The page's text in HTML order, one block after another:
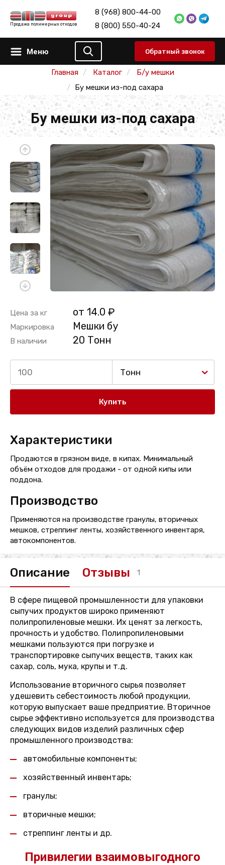
Продажа полимерных отходов
8 (968) 800-44-00
8 (800) 550-40-24
Меню Обратный звонок
Главная Каталог
Б/у мешки
Бу мешки из-под сахара
Бу мешки из-под сахара
Цена за кг от 14.0 ₽
Маркировка Мешки бу
В наличии 20 Тонн
Тонн
Купить
Характеристики
Продаются в грязном виде, в кипах. Минимальный
объём отходов для продажи - от одной кипы или
поддона.
Производство
Применяются на производстве гранулы, вторичных
мешков, стреппинг ленты, хозяйственного инвентаря,
автокомпонентов.
Описание Отзывы 1
В сфере пищевой промышленности для упаковки
сыпучих продуктов широко применяют
полипропиленовые мешки. Их ценят за легкость,
прочность и удобство. Полипропиленовыми
мешками пользуются при погрузке и
транспортировке сыпучих веществ, таких как
сахар, соль, мука, крупы и т.д.
Использование вторичного сырья позволяет
удешевить себестоимость любой продукции,
которую выпускает ваше предприятие. Вторичное
сырье эффективно используется для производства
следующих видов изделий различных сфер
промышленного производства:
автомобильные компоненты;
хозяйственный инвентарь;
гранулы;
вторичные мешки;
стреппинг ленты и др.
Привилегии взаимовыгодного